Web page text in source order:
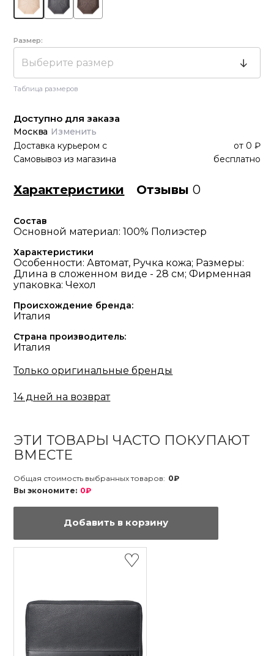
Размер:
Выберите размер
Таблица размеров
Доступно для заказа
Москва Изменить
Доставка курьером с от 0 ₽
Самовывоз из магазина
бесплатно
Характеристики Отзывы0
Состав
Основной материал: 100% Полиэстер
Характеристики
Особенности: Автомат, Ручка кожа; Размеры:
Длина в сложенном виде - 28 см; Фирменная
упаковка: Чехол
Происхождение бренда:
Италия
Страна производитель:
Италия
Только оригинальные бренды
14 дней на возврат
ЭТИ ТОВАРЫ ЧАСТО ПОКУПАЮТ
ВМЕСТЕ
Общая стоимость выбранных товаров: 0₽
Вы экономите: 0₽
Добавить в корзину